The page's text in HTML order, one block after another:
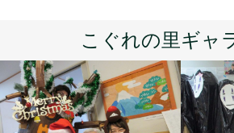
こぐれの里ギャ